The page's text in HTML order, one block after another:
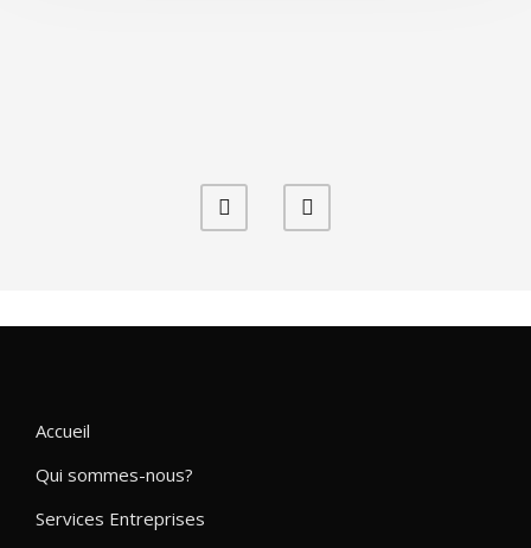
Accueil
Qui sommes-nous?
Services Entreprises